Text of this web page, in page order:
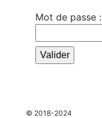
Mot de passe :
© 2018-2024